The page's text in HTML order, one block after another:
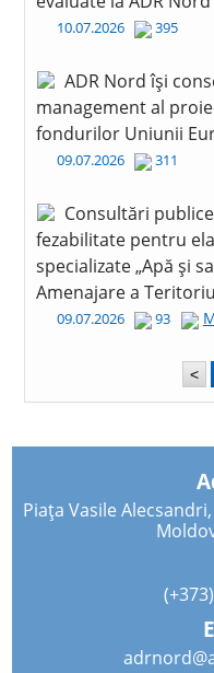
10.07.2026 395
ADR Nord își
management al
fondurilor Uniunii
09.07.2026 311
Consultări
fezabilitate pentru
specializate „Apă și
Amenajare a
09.07.2026 93
<
Piața Vasile